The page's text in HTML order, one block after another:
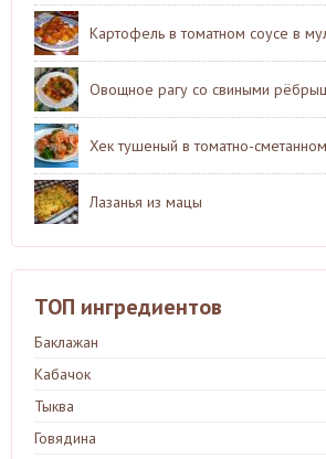
Картофель в томатном соусе в
Овощное рагу со свиными
Хек тушеный в томатно-
Лазанья из мацы
ТОП ингредиентов
Баклажан
Кабачок
Тыква
Говядина